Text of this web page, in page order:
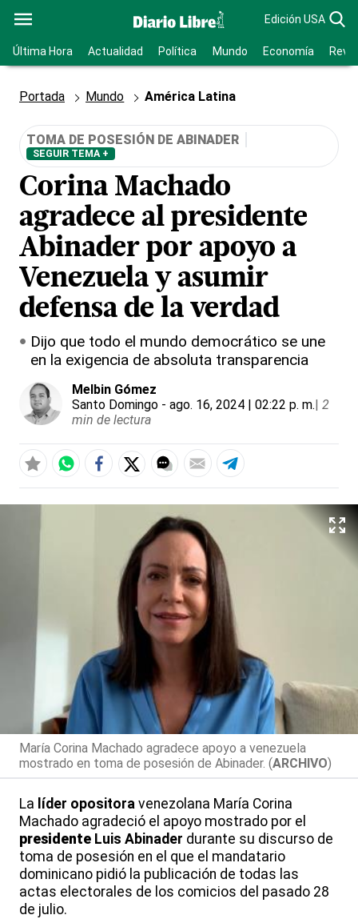
Edición USA
Última Hora Actualidad Política Mundo Economía
Portada Mundo América Latina
TOMA DE POSESIÓN DE ABINADER
SEGUIR TEMA +
Corina Machado
agradece al presidente
Abinader por apoyo a
Venezuela y asumir
defensa de la verdad
Dijo que todo el mundo democrático se une
en la exigencia de absoluta transparencia
Melbin Gómez
Santo Domingo - ago. 16, 2024 | 02:22 p. m.| 2
min de lectura
María Corina Machado agradece apoyo a venezuela
mostrado en toma de posesión de Abinader. (ARCHIVO)
La líder opositora venezolana María Corina
Machado agradeció el apoyo mostrado por el
presidente Luis Abinader durante su discurso de
toma de posesión en el que el mandatario
dominicano pidió la publicación de todas las
actas electorales de los comicios del pasado 28
de julio.